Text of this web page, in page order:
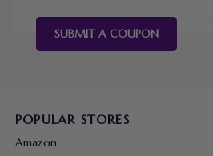
SUBMIT A COUPON
POPULAR STORES
Amazon